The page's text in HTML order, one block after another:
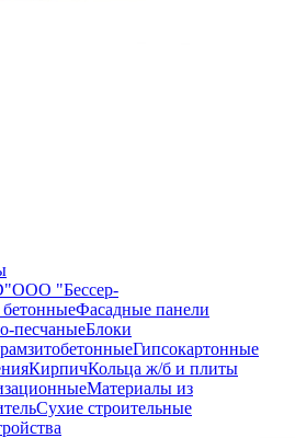
ООО "Бессер-
Фасадные панели
песчаныеБлоки
Гипсокартонные
КирпичКольца ж/б и плиты
Материалы из
Сухие строительные